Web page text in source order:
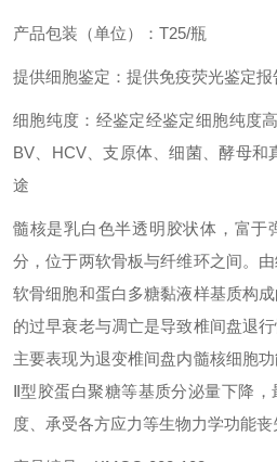
产品包装（单位）：T25/瓶
提供细胞鉴定：提供免疫荧光鉴定报
细胞纯度：经鉴定经鉴定细胞纯度
BV、HCV、支原体、细菌、酵母和
途
髓核是乳白色半透明胶状体，富于
分，位于两软骨板与纤维环之间。
软骨细胞和蛋白多糖黏液样基质构
的过早衰老与凋亡是导致椎间盘退
主要表现为退变椎间盘内髓核细胞
Ⅱ型胶蛋白聚糖等基质分泌量下降
度、承受各方应力等生物力学功能丧